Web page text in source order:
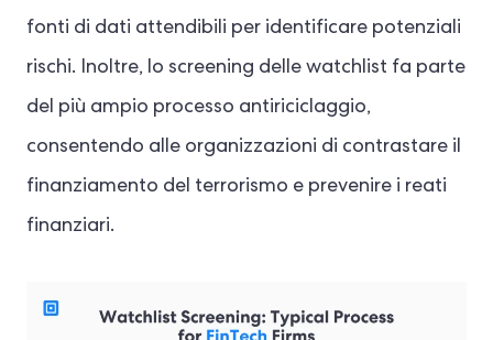
fonti di dati attendibili per identificare potenziali
rischi. Inoltre, lo screening delle watchlist fa parte
del più ampio processo antiriciclaggio,
consentendo alle organizzazioni di contrastare il
finanziamento del terrorismo e prevenire i reati
finanziari.